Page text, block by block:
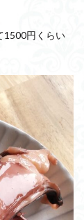
1500円くらい